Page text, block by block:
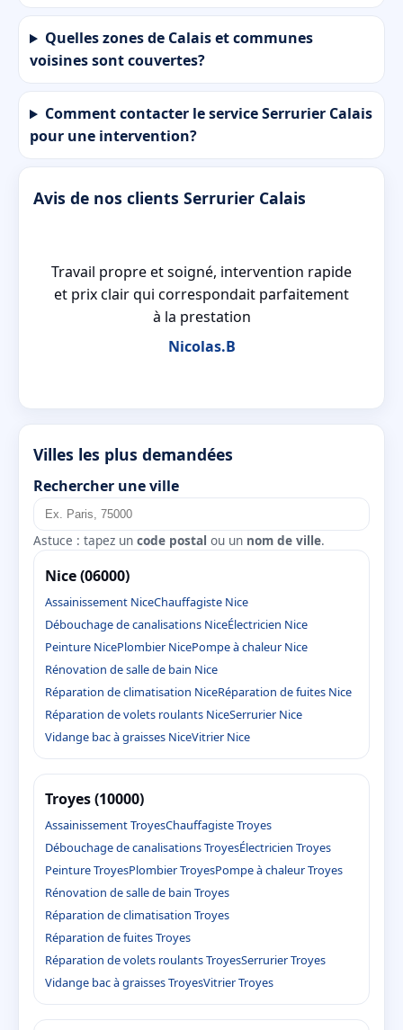
Quelles zones de Calais et communes
voisines sont couvertes?
Comment contacter le service Serrurier Calais
pour une intervention?
Avis de nos clients Serrurier Calais
Travail propre et soigné, intervention rapide
et prix clair qui correspondait parfaitement
à la prestation
Nicolas.B
Villes les plus demandées
Rechercher une ville
Astuce : tapez un code postal ou un nom de ville.
Nice (06000)
Assainissement NiceChauffagiste Nice
Débouchage de canalisations NiceÉlectricien Nice
Peinture NicePlombier NicePompe à chaleur Nice
Rénovation de salle de bain Nice
Réparation de climatisation NiceRéparation de fuites Nice
Réparation de volets roulants NiceSerrurier Nice
Vidange bac à graisses NiceVitrier Nice
Troyes (10000)
Assainissement TroyesChauffagiste Troyes
Débouchage de canalisations TroyesÉlectricien Troyes
Peinture TroyesPlombier TroyesPompe à chaleur Troyes
Rénovation de salle de bain Troyes
Réparation de climatisation Troyes
Réparation de fuites Troyes
Réparation de volets roulants TroyesSerrurier Troyes
Vidange bac à graisses TroyesVitrier Troyes